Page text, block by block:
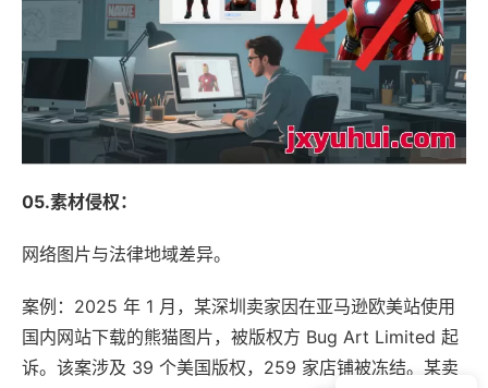
05.素材侵权：
网络图片与法律地域差异。
案例：2025 年 1 月，某深圳卖家因在亚马逊欧美站使用
国内网站下载的熊猫图片，被版权方 Bug Art Limited 起
诉。该案涉及 39 个美国版权，259 家店铺被冻结。某卖